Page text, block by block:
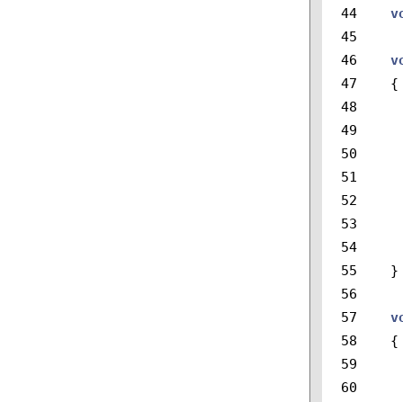
44
45
46
47
48
49
50
51
52
53
54
55
56
57
58
59
60
{
}
{